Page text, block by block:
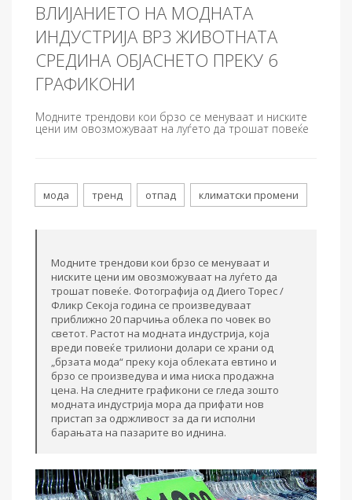
ВЛИЈАНИЕТО НА МОДНАТА
ИНДУСТРИЈА ВРЗ ЖИВОТНАТА
СРЕДИНА ОБЈАСНЕТО ПРЕКУ 6
ГРАФИКОНИ
Модните трендови кои брзо се менуваат и ниските
цени им овозможуваат на луѓето да трошат повеќе
мода тренд отпад климатски промени
Модните трендови кои брзо се менуваат и
ниските цени им овозможуваат на луѓето да
трошат повеќе. Фотографија од Диего Торес /
Фликр Секоја година се произведуваат
приближно 20 парчиња облека по човек во
светот. Растот на модната индустрија, која
вреди повеќе трилиони долари се храни од
„брзата мода“ преку која облеката евтино и
брзо се произведува и има ниска продажна
цена. На следните графикони се гледа зошто
модната индустрија мора да прифати нов
пристап за одржливост за да ги исполни
барањата на пазарите во иднина.